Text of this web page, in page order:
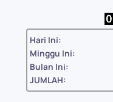
Hari Ini:
Minggu Ini:
Bulan Ini:
JUMLAH: